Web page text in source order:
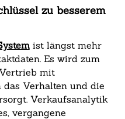
zu besserem
ist längst mehr
Es wird zum
mit
Verhalten und die
Verkaufsanalytik
vergangene